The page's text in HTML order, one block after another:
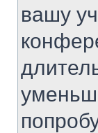
вашу